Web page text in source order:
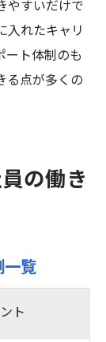
やすいだけで
入れたキャリ
ート体制のも
る点が多くの
の働き
覧
ト